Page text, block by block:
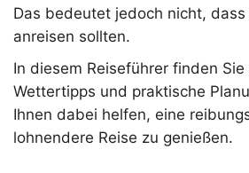
Das bedeutet jedoch nicht, dass
anreisen sollten.
In diesem Reiseführer finden
Wettertipps und praktische
Ihnen dabei helfen, eine
lohnendere Reise zu genießen.